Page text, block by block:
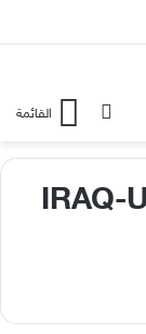
القائمةبحث عن
IRAQ-